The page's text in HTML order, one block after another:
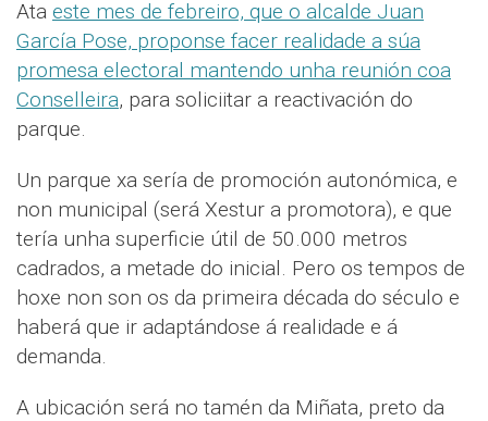
Ata este mes de febreiro, que o alcalde Juan
García Pose, proponse facer realidade a súa
promesa electoral mantendo unha reunión coa
Conselleira, para soliciitar a reactivación do
parque.
Un parque xa sería de promoción autonómica, e
non municipal (será Xestur a promotora), e que
tería unha superficie útil de 50.000 metros
cadrados, a metade do inicial. Pero os tempos de
hoxe non son os da primeira década do século e
haberá que ir adaptándose á realidade e á
demanda.
A ubicación será no tamén da Miñata, preto da